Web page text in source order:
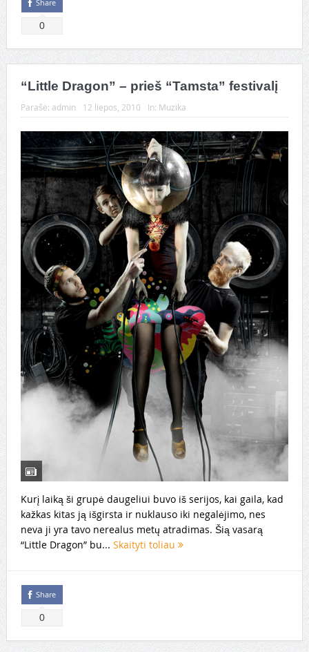
Share
0
“Little Dragon” – prieš “Tamsta” festivalį
Parašė: admin 12 liepos, 2010 In: Muzika
Kurį laiką ši grupė daugeliui buvo iš serijos, kai gaila, kad
kažkas kitas ją išgirsta ir nuklauso iki negalėjimo, nes
neva ji yra tavo nerealus metų atradimas. Šią vasarą
“Little Dragon” bu... Skaityti toliau
Share
0